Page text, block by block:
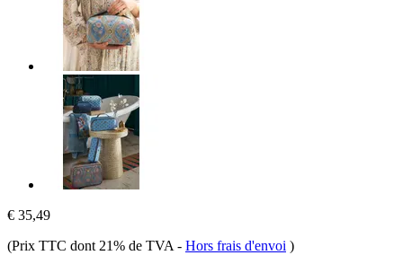
€ 35,49
(Prix TTC dont 21% de TVA - Hors frais d'envoi )